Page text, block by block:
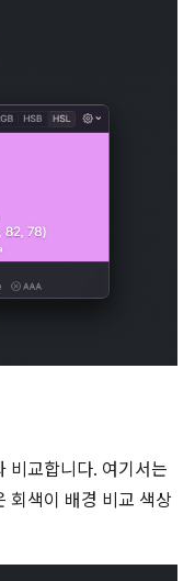
비교합니다. 여기서는
회색이 배경 비교 색상